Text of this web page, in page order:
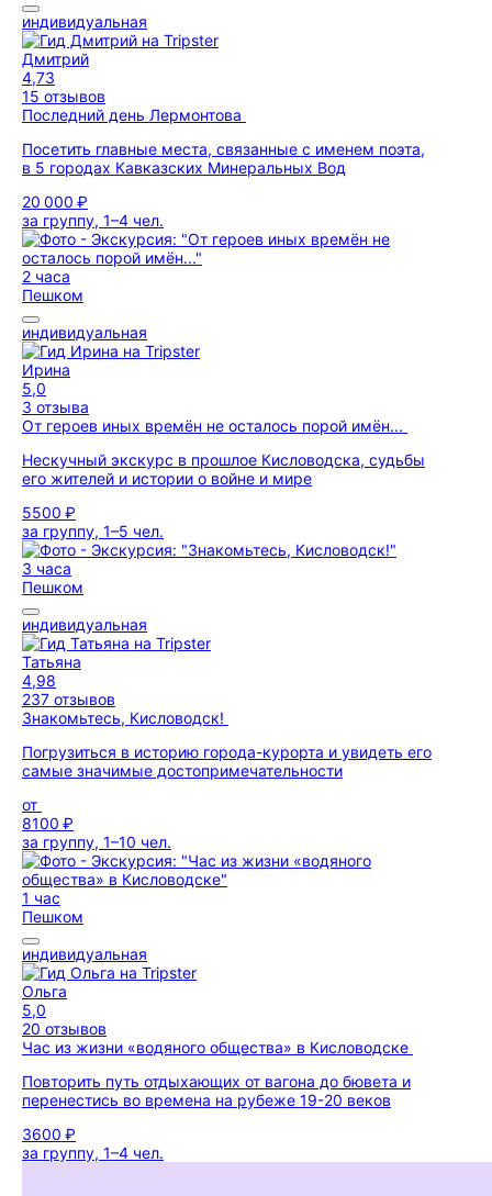
индивидуальная
Дмитрий
4,73
15 отзывов
Последний день Лермонтова
Посетить главные места, связанные с именем поэта,
в 5 городах Кавказских Минеральных Вод
20 000 ₽
за группу, 1–4 чел.
2 часа
Пешком
индивидуальная
Ирина
5,0
3 отзыва
От героев иных времён не осталось порой имён...
Нескучный экскурс в прошлое Кисловодска, судьбы
его жителей и истории о войне и мире
5500 ₽
за группу, 1–5 чел.
3 часа
Пешком
индивидуальная
Татьяна
4,98
237 отзывов
Знакомьтесь, Кисловодск!
Погрузиться в историю города-курорта и увидеть его
самые значимые достопримечательности
от
8100 ₽
за группу, 1–10 чел.
1 час
Пешком
индивидуальная
Ольга
5,0
20 отзывов
Час из жизни «водяного общества» в Кисловодске
Повторить путь отдыхающих от вагона до бювета и
перенестись во времена на рубеже 19-20 веков
3600 ₽
за группу, 1–4 чел.